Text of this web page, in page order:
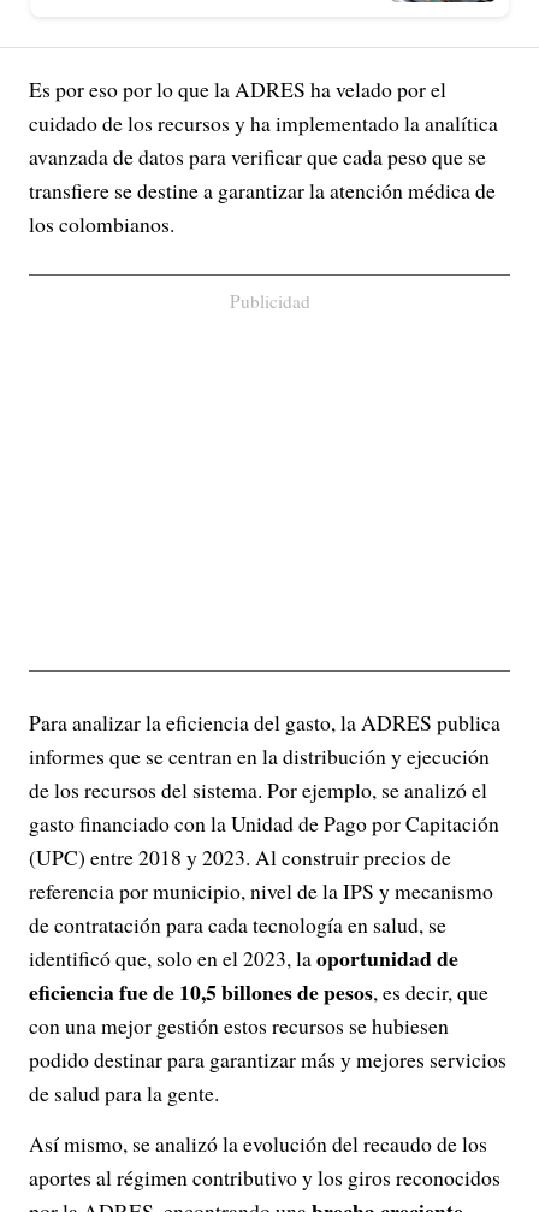
Es por eso por lo que la ADRES ha velado por el
cuidado de los recursos y ha implementado la analítica
avanzada de datos para verificar que cada peso que se
transfiere se destine a garantizar la atención médica de
los colombianos.
Publicidad
Para analizar la eficiencia del gasto, la ADRES publica
informes que se centran en la distribución y ejecución
de los recursos del sistema. Por ejemplo, se analizó el
gasto financiado con la Unidad de Pago por Capitación
(UPC) entre 2018 y 2023. Al construir precios de
referencia por municipio, nivel de la IPS y mecanismo
de contratación para cada tecnología en salud, se
identificó que, solo en el 2023, laoportunidad de
eficiencia fue de 10,5 billones de pesos, es decir, que
con una mejor gestión estos recursos se hubiesen
podido destinar para garantizar más y mejores servicios
de salud para la gente.
Así mismo, se analizó la evolución del recaudo de los
aportes al régimen contributivo y los giros reconocidos